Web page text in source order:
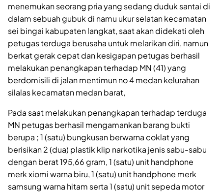
menemukan seorang pria yang sedang duduk santai di
dalam sebuah gubuk di namu ukur selatan kecamatan
sei bingai kabupaten langkat, saat akan didekati oleh
petugas terduga berusaha untuk melarikan diri, namun
berkat gerak cepat dan kesigapan petugas berhasil
melakukan penangkapan terhadap MN (41) yang
berdomisili di jalan mentimun no 4 medan kelurahan
silalas kecamatan medan barat,
Pada saat melakukan penangkapan terhadap terduga
MN petugas berhasil mengamankan barang bukti
berupa ; 1 (satu) bungkusan berwarna coklat yang
berisikan 2 (dua) plastik klip narkotika jenis sabu-sabu
dengan berat 195,66 gram, 1 (satu) unit handphone
merk xiomi warna biru, 1 (satu) unit handphone merk
samsung warna hitam serta 1 (satu) unit sepeda motor